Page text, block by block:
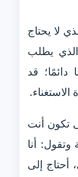
لا يحتاج
يطلب
قد
تكون أنت
أنا
أحتاج إلى